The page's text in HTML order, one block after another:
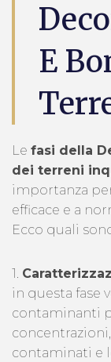
E
Le fasi della
dei terreni
importanza
efficace e a
Ecco quali
1.
in questa fase
contaminanti
contaminati e